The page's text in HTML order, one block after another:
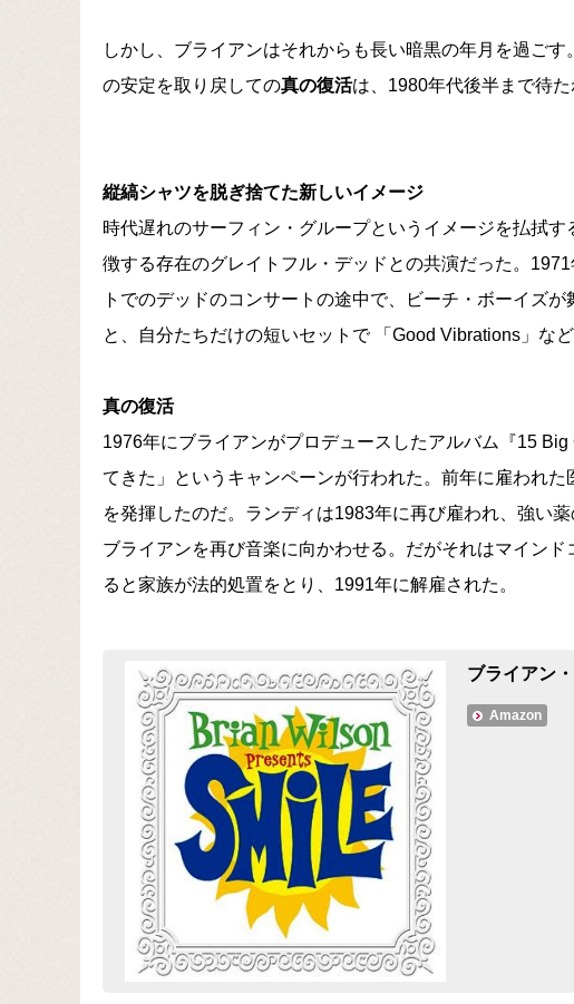
しかし、ブライアンはそれからも長い暗黒の年月を過ご
の安定を取り戻しての真の復活は、1980年代後半まで待た
縦縞シャツを脱ぎ捨てた新しいイメージ
時代遅れのサーフィン・グループというイメージを払拭
徴する存在のグレイトフル・デッドとの共演だった。
トでのデッドのコンサートの途中で、ビーチ・ボーイズ
と、自分たちだけの短いセットで 「Good Vibrations」な
真の復活
1976年にブライアンがプロデュースしたアルバム『15
てきた」というキャンペーンが行われた。前年に雇われ
を発揮したのだ。ランディは1983年に再び雇われ、強い
ブライアンを再び音楽に向かわせる。だがそれはマイン
ると家族が法的処置をとり、1991年に解雇された。
ブライアン
Amazon